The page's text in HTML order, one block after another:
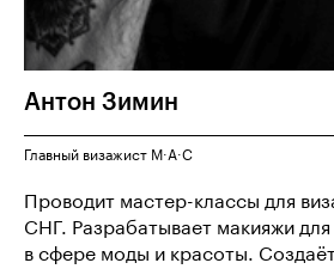
Антон Зимин
Главный визажист M·A·C
Проводит мастер-классы для
СНГ. Разрабатывает макияжи
в сфере моды и красоты.